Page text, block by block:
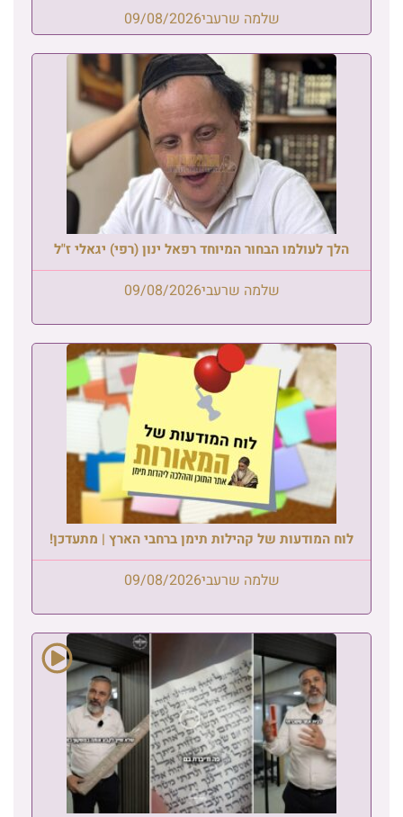
שלמה שרעבי09/08/2026
הלך לעולמו הבחור המיוחד רפאל ינון (רפי) יגאלי ז"ל
שלמה שרעבי09/08/2026
לוח המודעות של קהילות תימן ברחבי הארץ | מתעדכן!
שלמה שרעבי09/08/2026